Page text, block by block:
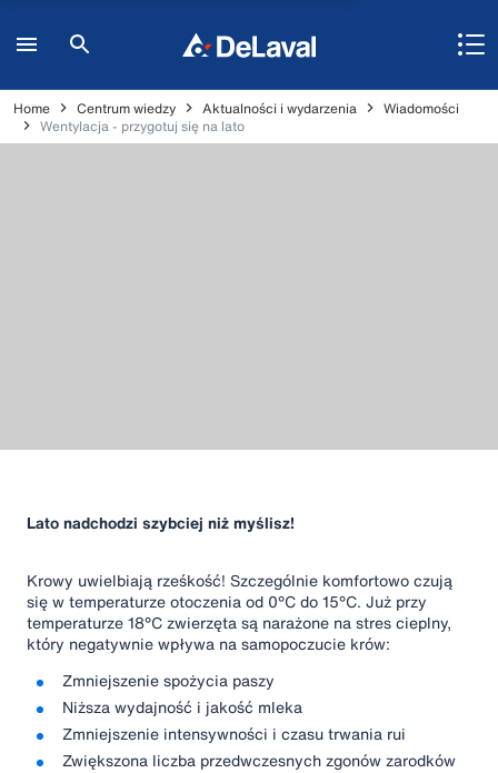
Home Centrum wiedzy Aktualności i wydarzenia
Wiadomości
Wentylacja - przygotuj się na lato
Lato nadchodzi szybciej niż myślisz!
Krowy uwielbiają rześkość! Szczególnie komfortowo czują
się w temperaturze otoczenia od 0°C do 15°C. Już przy
temperaturze 18°C ​​zwierzęta są narażone na stres cieplny,
który negatywnie wpływa na samopoczucie krów:
Zmniejszenie spożycia paszy
Niższa wydajność i jakość mleka
Zmniejszenie intensywności i czasu trwania rui
Zwiększona liczba przedwczesnych zgonów zarodków